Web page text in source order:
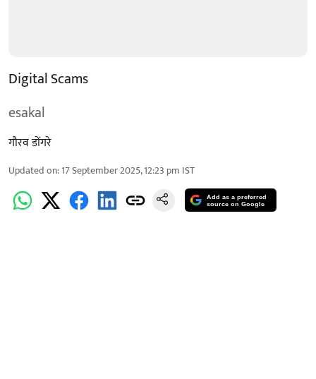
Digital Scams
esakal
गौरव डोंगरे
Updated on:17 September 2025, 12:23 pm IST
Add as a preferred
source on Google